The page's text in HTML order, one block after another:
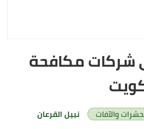
شركات مكافحة
والآفات
نبيل القرعان